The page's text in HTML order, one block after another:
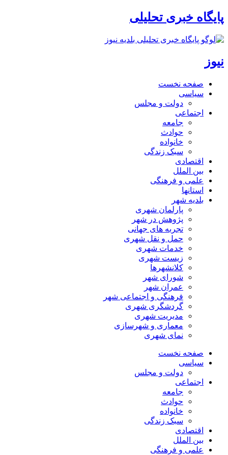
پایگاه خبری تحلیلی
نیوز
صفحه نخست
سیاسی
دولت و مجلس
اجتماعی
جامعه
حوادث
خانواده
سبک زندگی
اقتصادی
بین الملل
علمی و فرهنگی
استانها
بلدیه شهر
پارلمان شهری
پژوهش در شهر
تجربه های جهانی
حمل و نقل شهری
خدمات شهری
زیست شهری
کلانشهرها
شورای شهر
عمران شهر
فرهنگی و اجتماعی شهر
گردشگری شهری
مدیریت شهری
معماری و شهرسازی
نمای شهری
صفحه نخست
سیاسی
دولت و مجلس
اجتماعی
جامعه
حوادث
خانواده
سبک زندگی
اقتصادی
بین الملل
علمی و فرهنگی